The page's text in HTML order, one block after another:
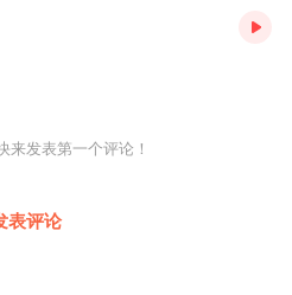
来发表第一个评论！
表评论